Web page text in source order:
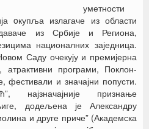
уметности
oкупља излагаче из области
из Србије и Региона,
националних заједница.
Саду очекују и премијерна
атрактивни програми, Поклон-
фестивали и значајни попусти.
најзначајније признање
додељена је Александру
и друге приче” (Академска